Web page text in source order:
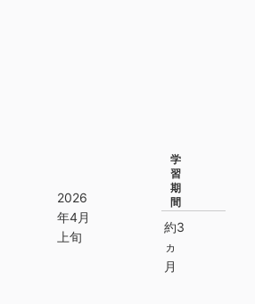
2026
年4月
上旬
学
習
期
間
約3
ヵ
月